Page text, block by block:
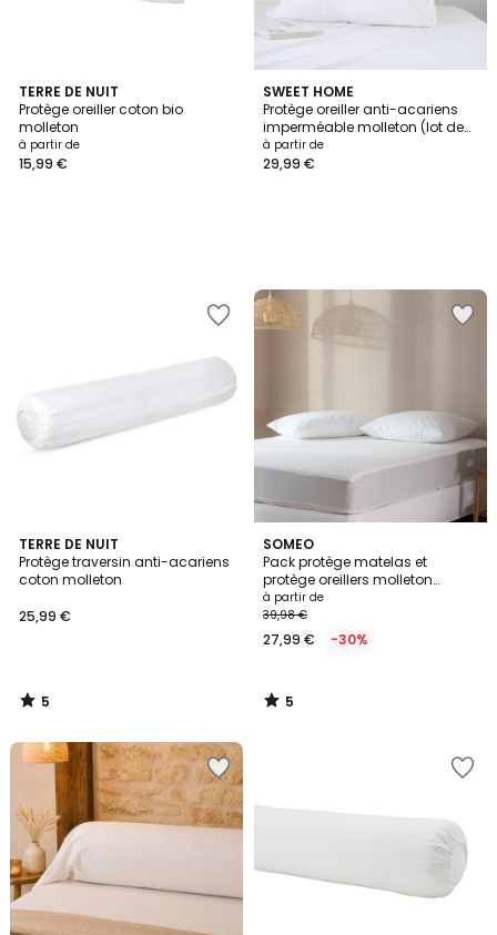
TERRE DE NUIT
Protège oreiller coton bio
molleton
à partir de
15,99 €
SWEET HOME
Protège oreiller anti-acariens
imperméable molleton (lot de
2)
à partir de
29,99 €
TERRE DE NUIT
Protège traversin anti-acariens
coton molleton
25,99 €
5
/
5
5
/
SOMEO
Pack protège matelas et
protège oreillers molleton
imperméable - LUNE
à partir de
39,98 €
27,99 € -30%
5
/
5
5
/